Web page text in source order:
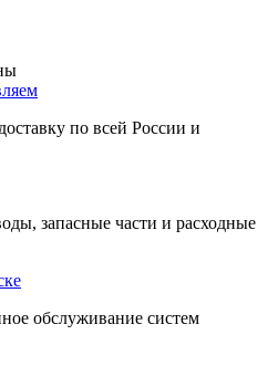
по всей России и
запасные части и расходные
обслуживание систем